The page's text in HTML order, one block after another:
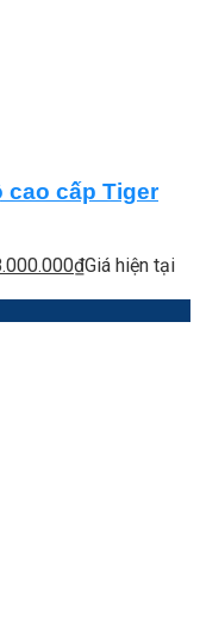
cao cấp Tiger
₫Giá hiện tại